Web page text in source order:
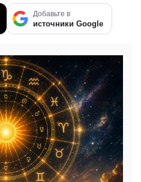
Добавьте в
источники Google